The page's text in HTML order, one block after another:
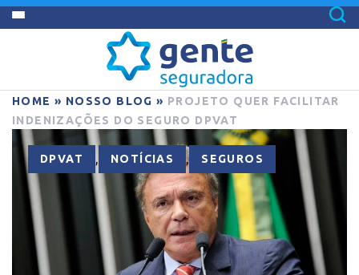
HOME » NOSSO BLOG » PROJETO QUER FACILITAR
INDENIZAÇÕES DO SEGURO DPVAT
DPVAT , NOTÍCIAS , SEGUROS